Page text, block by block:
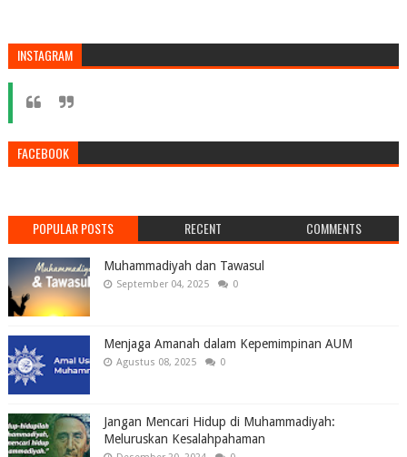
INSTAGRAM
FACEBOOK
POPULAR POSTS RECENT COMMENTS
Muhammadiyah dan Tawasul
September 04, 2025 0
Menjaga Amanah dalam Kepemimpinan AUM
Agustus 08, 2025 0
Jangan Mencari Hidup di Muhammadiyah:
Meluruskan Kesalahpahaman